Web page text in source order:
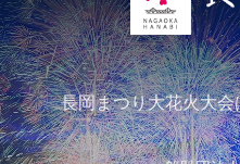
長岡まつり大花火大